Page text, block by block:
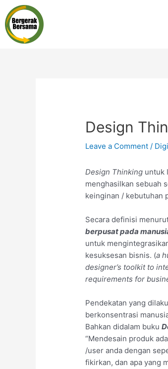
Design
Leave a Comment /
Design Thinking untuk
menghasilkan sebuah
keinginan / kebutuhan
Secara definisi
berpusat pada
untuk
kesuksesan bisnis. (a
designer’s toolkit to
requirements for
Pendekatan yang
berkonsentrasi
Bahkan didalam buku
“Mendesain produk
/user anda dengan
fikirkan, dan apa yang